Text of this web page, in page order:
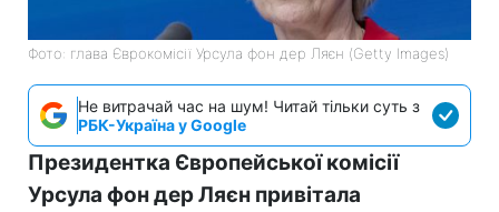
Фото: глава Єврокомісії Урсула фон дер Ляєн (Getty Images)
Не витрачай час на шум! Читай тільки суть з
РБК-Україна у Google
Президентка Європейської комісії
Урсула фон дер Ляєн привітала